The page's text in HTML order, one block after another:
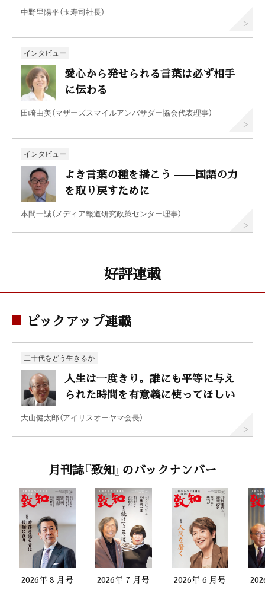
中野里陽平（玉寿司社長）
インタビュー
愛心から発せられる言葉は必ず相手
に伝わる
田崎由美（マザーズスマイルアンバサダー協会代表理事）
インタビュー
よき言葉の種を播こう ——国語の力
を取り戻すために
本間一誠（メディア報道研究政策センター理事）
好評連載
ピックアップ連載
二十代をどう生きるか
人生は一度きり。誰にも平等に与え
られた時間を有意義に使ってほしい
大山健太郎（アイリスオーヤマ会長）
月刊誌『致知』のバックナンバー
2026年 8 月号 2026年 7 月号 2026年 6 月号